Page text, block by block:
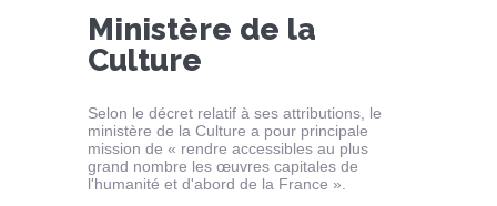
Ministère de la
Culture
Selon le décret relatif à ses attributions, le
ministère de la Culture a pour principale
mission de « rendre accessibles au plus
grand nombre les œuvres capitales de
l'humanité et d'abord de la France ».